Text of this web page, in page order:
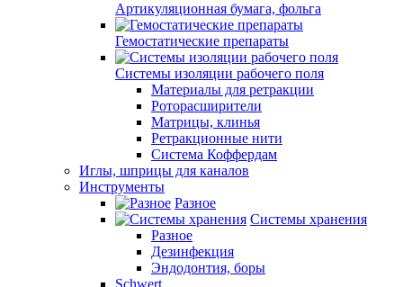
Артикуляционная бумага, фольга
Гемостатические препараты
Системы изоляции рабочего поля
Материалы для ретракции
Роторасширители
Матрицы, клинья
Ретракционные нити
Система Коффердам
Иглы, шприцы для каналов
Инструменты
Разное
Системы хранения
Разное
Дезинфекция
Эндодонтия, боры
Schwert